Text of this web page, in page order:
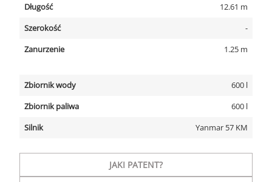
Długość
12.61 m
Szerokość
-
Zanurzenie
1.25 m
Zbiornik wody
600 l
Zbiornik paliwa
600 l
Silnik
Yanmar 57 KM
JAKI PATENT?